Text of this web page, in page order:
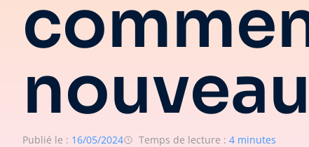
Publié le : 16/05/2024 Temps de lecture : 4 minutes